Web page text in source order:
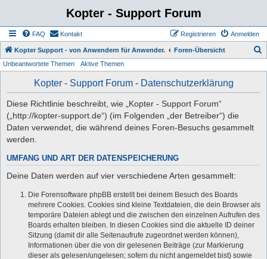
Kopter - Support Forum
FAQ Kontakt Anmelden
Registrieren
Kopter Support - von Anwendern für Anwender. Foren-Übersicht
Unbeantwortete Themen Aktive Themen
Kopter - Support Forum - Datenschutzerklärung
Diese Richtlinie beschreibt, wie „Kopter - Support Forum“
(„http://kopter-support.de“) (im Folgenden „der Betreiber“) die
Daten verwendet, die während deines Foren-Besuchs gesammelt
werden.
UMFANG UND ART DER DATENSPEICHERUNG
Deine Daten werden auf vier verschiedene Arten gesammelt:
Die Forensoftware phpBB erstellt bei deinem Besuch des Boards
mehrere Cookies. Cookies sind kleine Textdateien, die dein Browser als
temporäre Dateien ablegt und die zwischen den einzelnen Aufrufen des
Boards erhalten bleiben. In diesen Cookies sind die aktuelle ID deiner
Sitzung (damit dir alle Seitenaufrufe zugeordnet werden können),
Informationen über die von dir gelesenen Beiträge (zur Markierung
dieser als gelesen/ungelesen; sofern du nicht angemeldet bist) sowie